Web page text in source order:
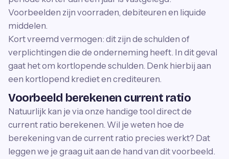
Voorbeelden zijn voorraden, debiteuren en liquide
middelen.
Kort vreemd vermogen: dit zijn de schulden of
verplichtingen die de onderneming heeft. In dit geval
gaat het om kortlopende schulden. Denk hierbij aan
een kortlopend krediet en crediteuren.
Voorbeeld berekenen current ratio
Natuurlijk kan je via onze handige tool direct de
current ratio berekenen. Wil je weten hoe de
berekening van de current ratio precies werkt? Dat
leggen we je graag uit aan de hand van dit voorbeeld.